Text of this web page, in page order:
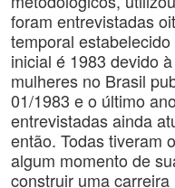
foram entrevistadas
temporal
inicial é 1983 devido
mulheres no Brasil
01/1983 e o último
entrevistadas ainda
então. Todas tiveram
algum momento de
construir uma